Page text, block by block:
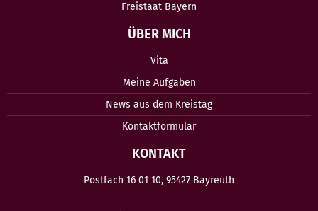
Freistaat Bayern
ÜBER MICH
Vita
Meine Aufgaben
News aus dem Kreistag
Kontaktformular
KONTAKT
Postfach 16 01 10, 95427 Bayreuth